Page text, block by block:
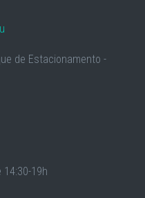
de Estacionamento -
14:30-19h